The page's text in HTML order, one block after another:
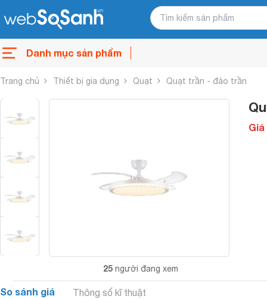
Danh mục sản phẩm
Trang chủ Thiết bị gia dụng Quạt Quạt trần - đảo trần
25 người đang xem
Giá
So sánh giá Thông số kĩ thuật